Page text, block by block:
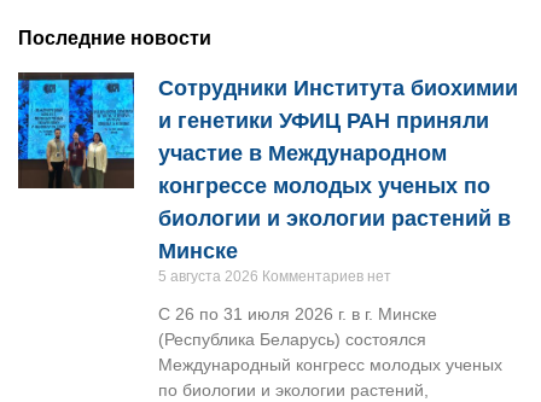
Последние новости
Сотрудники Института биохимии
и генетики УФИЦ РАН приняли
участие в Международном
конгрессе молодых ученых по
биологии и экологии растений в
Минске
5 августа 2026 Комментариев нет
С 26 по 31 июля 2026 г. в г. Минске
(Республика Беларусь) состоялся
Международный конгресс молодых ученых
по биологии и экологии растений,